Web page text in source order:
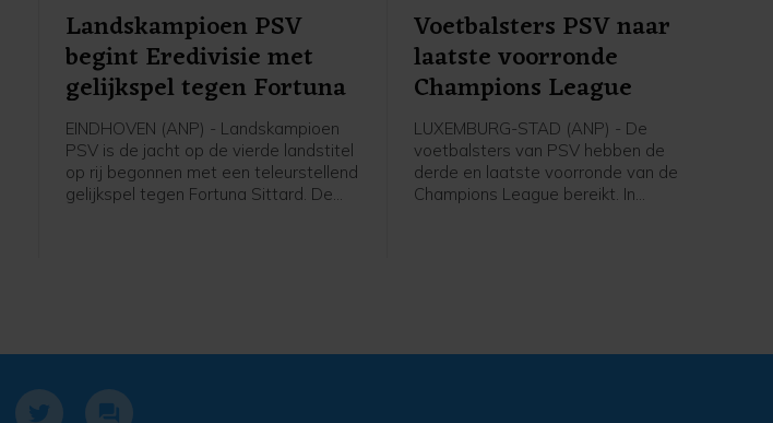
Landskampioen PSV
begint Eredivisie met
gelijkspel tegen Fortuna
EINDHOVEN (ANP) - Landskampioen
PSV is de jacht op de vierde landstitel
op rij begonnen met een teleurstellend
gelijkspel tegen Fortuna Sittard. De
Voetbalsters PSV naar
laatste voorronde
Champions League
LUXEMBURG-STAD (ANP) - De
voetbalsters van PSV hebben de
derde en laatste voorronde van de
Champions League bereikt. In